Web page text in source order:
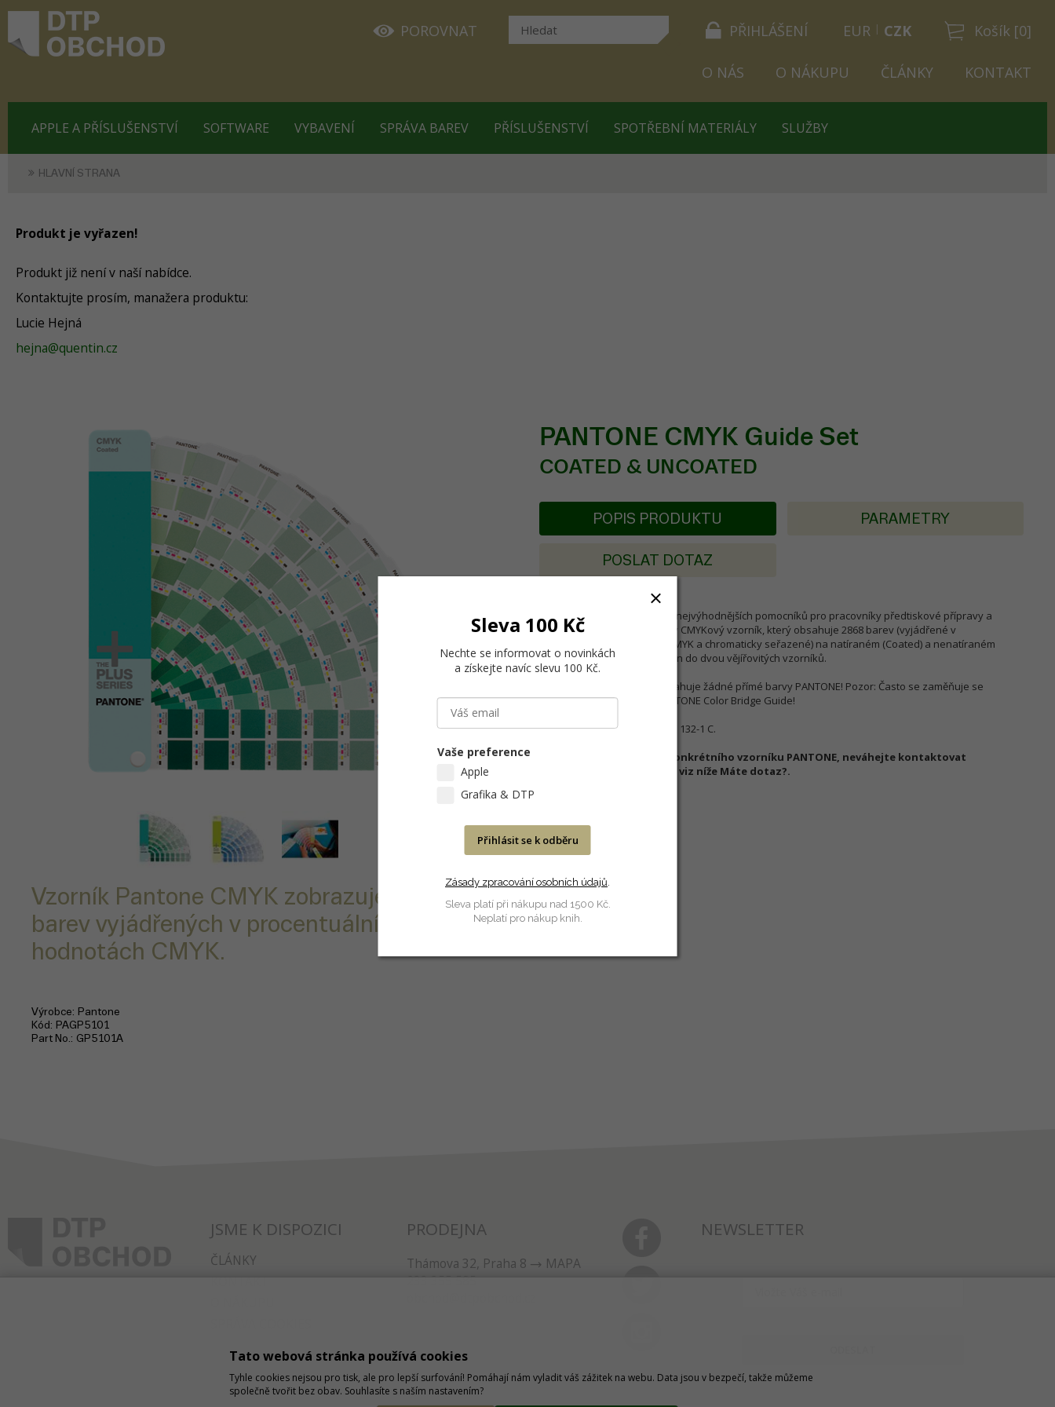
PŘIHLÁŠENÍ Košík [0]
POROVNAT EUR CZK
O NÁS O NÁKUPU ČLÁNKY KONTAKT
APPLE A PŘÍSLUŠENSTVÍ SOFTWARE VYBAVENÍ SPRÁVA BAREV PŘÍSLUŠENSTVÍ SPOTŘEBNÍ MATERIÁLY SLUŽBY
HLAVNÍ STRANA
Produkt je vyřazen!
Produkt již není v naší nabídce.
Kontaktujte prosím, manažera produktu:
Lucie Hejná
hejna@quentin.cz
PANTONE CMYK Guide Set
COATED & UNCOATED
Vzorník Pantone CMYK zobrazuje 2 868
barev vyjádřených v procentuálních
hodnotách CMYK.
Výrobce
Pantone
Kód
PAGP5101
Part No. GP5101A
POPIS PRODUKTU PARAMETRY
POSLAT DOTAZ
Jeden z nejprodávanějších a nejvýhodnějších pomocníků pro pracovníky předtiskové přípravy a
tiskáren. Jedná se o vějířovitý CMYKový vzorník, který obsahuje 2868 barev (vyjádřené v
procentuálních hodnotách CMYK a chromaticky seřazené) na natíraném (Coated) a nenatíraném
(Uncoated) papíře. Je rozdělen do dvou vějířovitých vzorníků.
Toto je CMYK vzorník, neobsahuje žádné přímé barvy PANTONE! Pozor: Často se zaměňuje se
srovnávacím vzorníkem PANTONE Color Bridge Guide!
Příklad značení: PANTONE DE 132-1 C.
Nejste-li si jisti výběrem konkrétního vzorníku PANTONE, neváhejte kontaktovat
produktového manažera - viz níže Máte dotaz?.
JSME K DISPOZICI
ČLÁNKY
PRODEJNA
Thámova 32, Praha 8
MAPA
233 355 585
NEWSLETTER
Tato webová stránka používá cookies
Tyhle cookies nejsou pro tisk, ale pro lepší surfování! Pomáhají nám vyladit váš zážitek na webu. Data jsou v bezpečí, takže můžeme
společně tvořit bez obav. Souhlasíte s naším nastavením?
Sleva 100 Kč
Nechte se informovat o novinkách
a získejte navíc slevu 100 Kč.
Vaše preference
Apple
Grafika & DTP
Přihlásit se k odběru
Zásady zpracování osobních údajů
Sleva platí při nákupu nad 1500 Kč.
Neplatí pro nákup knih.